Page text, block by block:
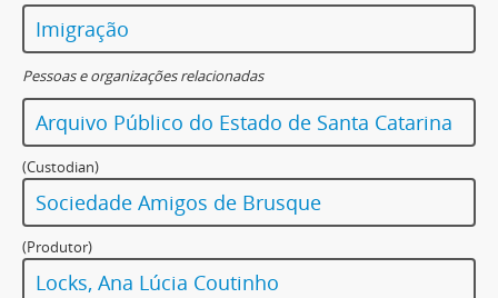
Imigração
Pessoas e organizações relacionadas
Arquivo Público do Estado de Santa Catarina
(Custodian)
Sociedade Amigos de Brusque
(Produtor)
Locks, Ana Lúcia Coutinho